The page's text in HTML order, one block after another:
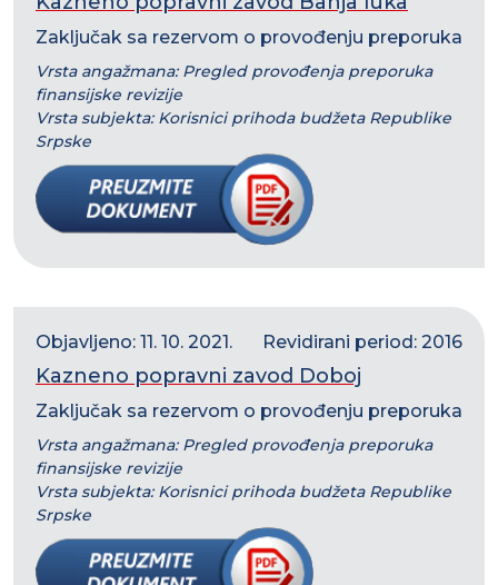
Zaključak sa rezervom o provođenju preporuka
Vrsta angažmana: Pregled provođenja preporuka
finansijske revizije
Vrsta subjekta: Korisnici prihoda budžeta Republike
Srpske
Objavljeno: 11. 10. 2021. Revidirani period: 2016
Kazneno popravni zavod Doboj
Zaključak sa rezervom o provođenju preporuka
Vrsta angažmana: Pregled provođenja preporuka
finansijske revizije
Vrsta subjekta: Korisnici prihoda budžeta Republike
Srpske